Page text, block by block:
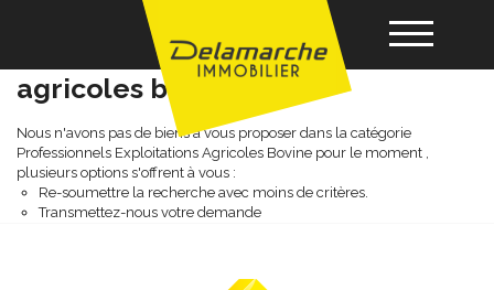
Acheter
Louer
Professionnels exploitations
agricoles bovine
Nous n'avons pas de biens à vous proposer dans la catégorie
Professionnels Exploitations Agricoles Bovine pour le moment ,
plusieurs options s'offrent à vous :
Re-soumettre la recherche avec moins de critères.
Transmettez-nous votre demande